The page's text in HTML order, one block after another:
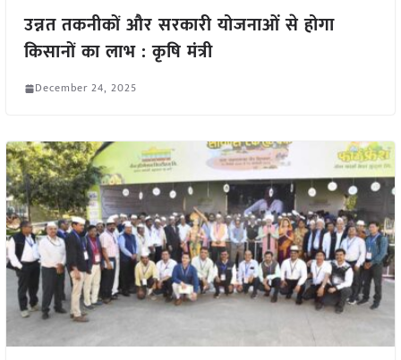
उन्नत तकनीकों और सरकारी योजनाओं से होगा
किसानों का लाभ : कृषि मंत्री
December 24, 2025